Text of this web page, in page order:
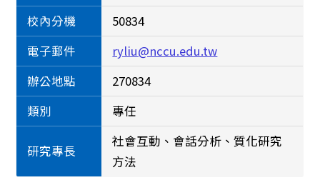
校內分機
50834
電子郵件
ryliu@nccu.edu.tw
辦公地點
270834
類別
專任
研究專長
社會互動、會話分析、質化研究
方法